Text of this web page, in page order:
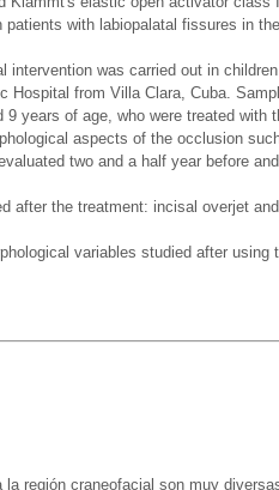
with labiopalatal fissures in
was carried out in
Hospital from Villa Clara, Cuba.
years of age, who were treated with
aspects of the occlusion
two and a half year before
after the treatment: incisal overjet and
variables studied after using
región craneofacial son muy